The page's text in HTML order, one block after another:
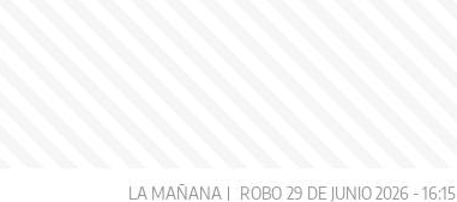
LA MAÑANA ROBO 29 DE JUNIO 2026 - 16:15